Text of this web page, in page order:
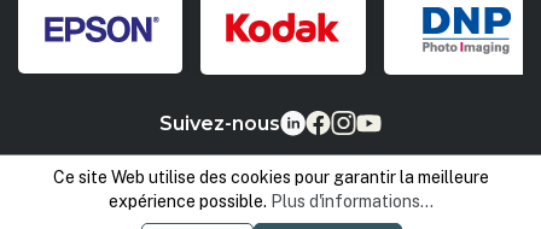
Suivez-nous
Ce site Web utilise des cookies pour garantir la meilleure
expérience possible. Plus d'informations...